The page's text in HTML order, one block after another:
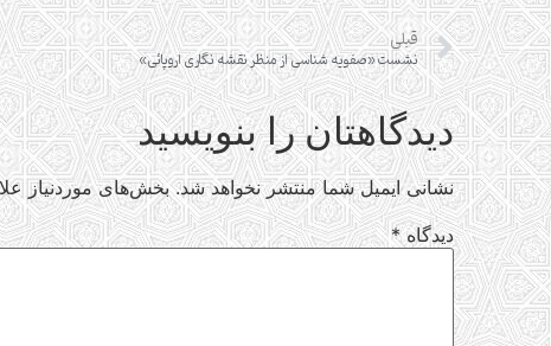
قبلی
نشست «صفویه شناسی از منظر نقشه نگاری اروپائی»
دیدگاهتان را بنویسید
نشانی ایمیل شما منتشر نخواهد شد. بخش‌های موردنیاز
دیدگاه*